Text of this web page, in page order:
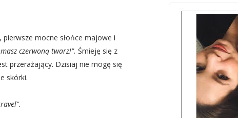
pierwsze mocne słońce majowe i
czerwoną twarz!". Śmieję się z
przerażający. Dzisiaj nie mogę się
skórki.